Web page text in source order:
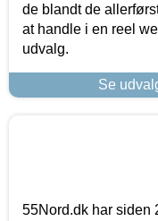
de blandt de
at handle i en reel
udvalg.
Se
55Nord.dk har siden